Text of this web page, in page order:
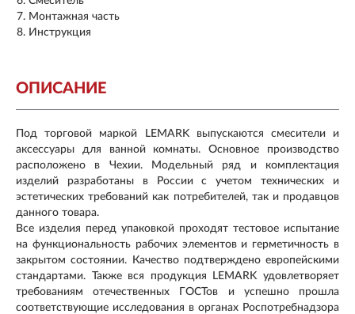
Монтажная часть
Инструкция
ОПИСАНИЕ
Под торговой маркой LEMARK выпускаются смесители и
аксессуары для ванной комнаты. Основное производство
расположено в Чехии. Модельный ряд и комплектация
изделий разработаны в России с учетом технических и
эстетических требований как потребителей, так и продавцов
данного товара.
Все изделия перед упаковкой проходят тестовое испытание
на функциональность рабочих элементов и герметичность в
закрытом состоянии. Качество подтверждено европейскими
стандартами. Также вся продукция LEMARK удовлетворяет
требованиям отечественных ГОСТов и успешно прошла
соответствующие исследования в органах Роспотребнадзора